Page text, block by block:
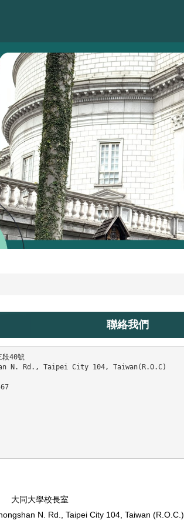
聯絡我們
段40號
N. Rd., Taipei City 104, Taiwan(R.O.C)
大同大學校長室
N. Rd., Taipei City 104, Taiwan (R.O.C.)